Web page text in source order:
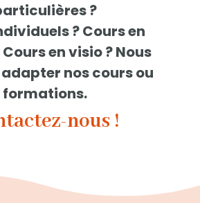
?
? Cours en
en visio ? Nous
nos cours ou
formations.
nous !